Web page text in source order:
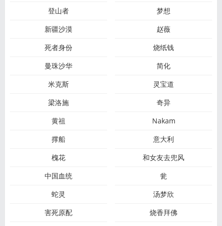
登山者
梦想
新疆沙漠
赵薇
死者身份
烧纸钱
曼珠沙华
简化
米克斯
灵宝道
梁洛施
奇异
黄祖
Nakam
撑船
意大利
槐花
和女友去兜风
中国血统
瓮
蛇灵
汤梦欣
害死原配
烧香拜佛